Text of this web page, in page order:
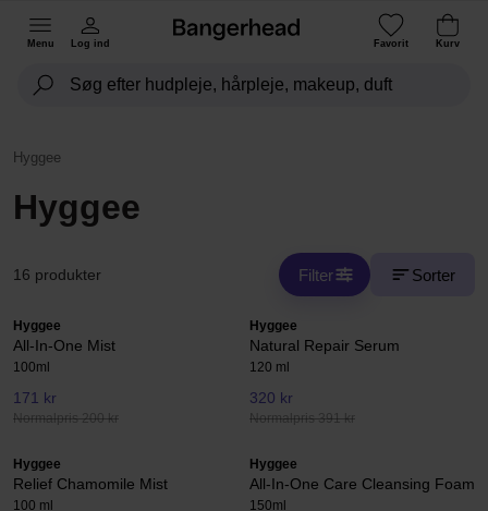
Menu Log ind Favorit Kurv
Hyggee
Hyggee
16 produkter Filter Sorter
Hyggee
All-In-One Mist
100ml
171 kr
Normalpris 200 kr
Hyggee
Natural Repair Serum
120 ml
320 kr
Normalpris 391 kr
Hyggee
Relief Chamomile Mist
100 ml
Hyggee
All-In-One Care Cleansing Foam
150ml